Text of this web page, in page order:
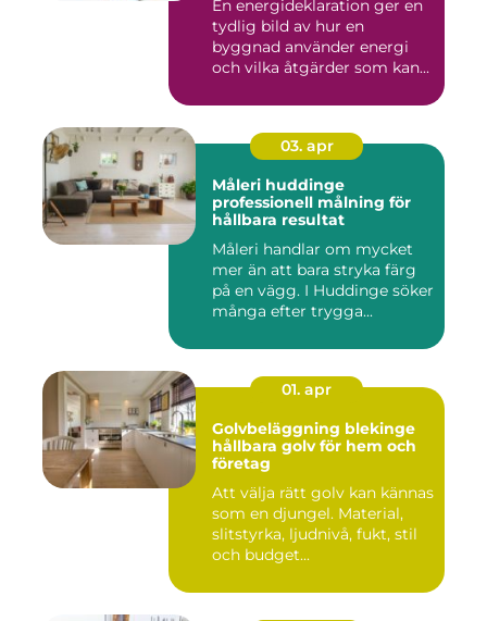
En energideklaration ger en
tydlig bild av hur en
byggnad använder energi
och vilka åtgärder som kan...
03. apr
Måleri huddinge
professionell målning för
hållbara resultat
Måleri handlar om mycket
mer än att bara stryka färg
på en vägg. I Huddinge söker
många efter trygga...
01. apr
Golvbeläggning blekinge
hållbara golv för hem och
företag
Att välja rätt golv kan kännas
som en djungel. Material,
slitstyrka, ljudnivå, fukt, stil
och budget...